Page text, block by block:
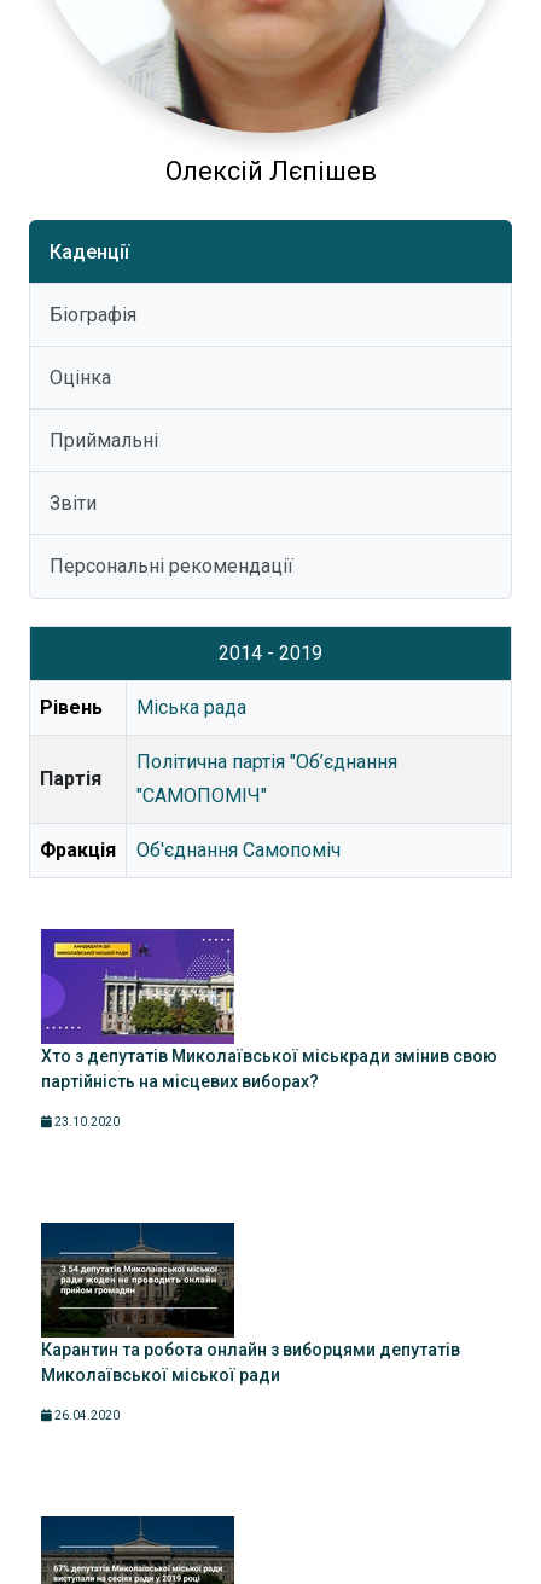
Олексій Лєпішев
Каденції
Біографія
Оцінка
Приймальні
Звіти
Персональні рекомендації
2014 - 2019
Рівень Міська рада
Партія
Політична партія "Об’єднання
"САМОПОМІЧ"
Фракція Об'єднання Самопоміч
Хто з депутатів Миколаївської міськради змінив свою
партійність на місцевих виборах?
23.10.2020
Карантин та робота онлайн з виборцями депутатів
Миколаївської міської ради
26.04.2020